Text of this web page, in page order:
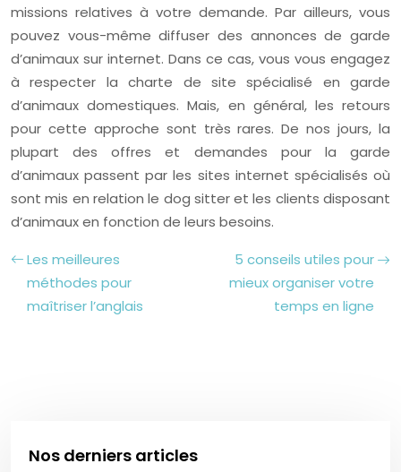
missions relatives à votre demande. Par ailleurs, vous
pouvez vous-même diffuser des annonces de garde
d’animaux sur internet. Dans ce cas, vous vous engagez
à respecter la charte de site spécialisé en garde
d’animaux domestiques. Mais, en général, les retours
pour cette approche sont très rares. De nos jours, la
plupart des offres et demandes pour la garde
d’animaux passent par les sites internet spécialisés où
sont mis en relation le dog sitter et les clients disposant
d’animaux en fonction de leurs besoins.
Les meilleures
méthodes pour
maîtriser l’anglais
5 conseils utiles pour
mieux organiser votre
temps en ligne
Nos derniers articles